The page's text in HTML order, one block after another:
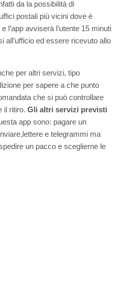
da la possibilità di
postali più vicini dove è
l’app avviserà l’utente 15 minuti
all’ufficio ed essere ricevuto allo
per altri servizi, tipo
per sapere a che punto
che si può controllare
il ritiro. Gli altri servizi previsti
app sono: pagare un
nviare,lettere e telegrammi ma
un pacco e sceglierne le